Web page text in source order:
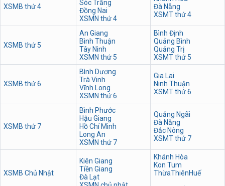
XSMB thứ 4
Sóc Trăng
Đồng Nai
XSMN thứ 4
Đà Nẵng
XSMT thứ 4
XSMB thứ 5
An Giang
Bình Thuận
Tây Ninh
XSMN thứ 5
Bình Định
Quảng Bình
Quảng Trị
XSMT thứ 5
XSMB thứ 6
Bình Dương
Trà Vinh
Vĩnh Long
XSMN thứ 6
Gia Lai
Ninh Thuận
XSMT thứ 6
XSMB thứ 7
Bình Phước
Hậu Giang
Hồ Chí Minh
Long An
XSMN thứ 7
Quảng Ngãi
Đà Nẵng
Đắc Nông
XSMT thứ 7
XSMB Chủ Nhật
Kiên Giang
Tiền Giang
Đà Lạt
Khánh Hòa
Kon Tum
ThừaThiênHuế